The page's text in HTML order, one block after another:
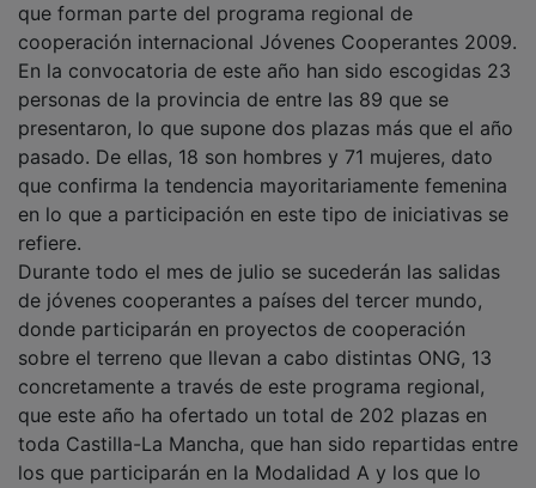
que forman parte del programa regional de
cooperación internacional Jóvenes Cooperantes 2009.
En la convocatoria de este año han sido escogidas 23
personas de la provincia de entre las 89 que se
presentaron, lo que supone dos plazas más que el año
pasado. De ellas, 18 son hombres y 71 mujeres, dato
que confirma la tendencia mayoritariamente femenina
en lo que a participación en este tipo de iniciativas se
refiere.
Durante todo el mes de julio se sucederán las salidas
de jóvenes cooperantes a países del tercer mundo,
donde participarán en proyectos de cooperación
sobre el terreno que llevan a cabo distintas ONG, 13
concretamente a través de este programa regional,
que este año ha ofertado un total de 202 plazas en
toda Castilla-La Mancha, que han sido repartidas entre
los que participarán en la Modalidad A y los que lo